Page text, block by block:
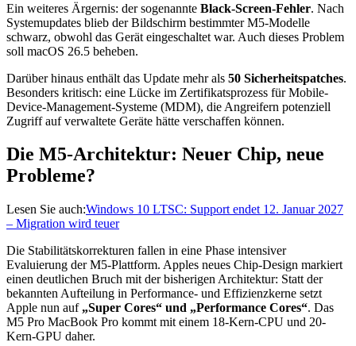
Ein weiteres Ärgernis: der sogenannte Black-Screen-Fehler. Nach
Systemupdates blieb der Bildschirm bestimmter M5-Modelle
schwarz, obwohl das Gerät eingeschaltet war. Auch dieses Problem
soll macOS 26.5 beheben.
Darüber hinaus enthält das Update mehr als 50 Sicherheitspatches.
Besonders kritisch: eine Lücke im Zertifikatsprozess für Mobile-
Device-Management-Systeme (MDM), die Angreifern potenziell
Zugriff auf verwaltete Geräte hätte verschaffen können.
Die M5-Architektur: Neuer Chip, neue
Probleme?
Lesen Sie auch:Windows 10 LTSC: Support endet 12. Januar 2027
– Migration wird teuer
Die Stabilitätskorrekturen fallen in eine Phase intensiver
Evaluierung der M5-Plattform. Apples neues Chip-Design markiert
einen deutlichen Bruch mit der bisherigen Architektur: Statt der
bekannten Aufteilung in Performance- und Effizienzkerne setzt
Apple nun auf „Super Cores“ und „Performance Cores“. Das
M5 Pro MacBook Pro kommt mit einem 18-Kern-CPU und 20-
Kern-GPU daher.